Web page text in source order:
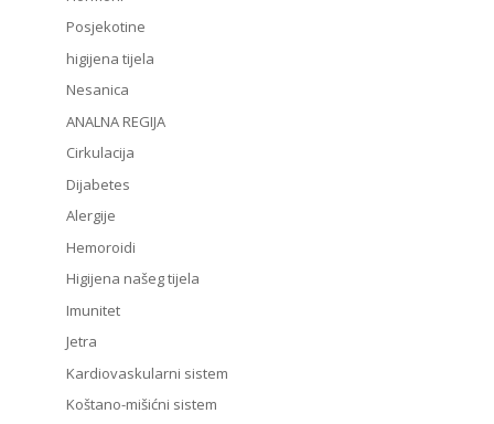
Posjekotine
higijena tijela
Nesanica
ANALNA REGIJA
Cirkulacija
Dijabetes
Alergije
Hemoroidi
Higijena našeg tijela
Imunitet
Jetra
Kardiovaskularni sistem
Koštano-mišićni sistem